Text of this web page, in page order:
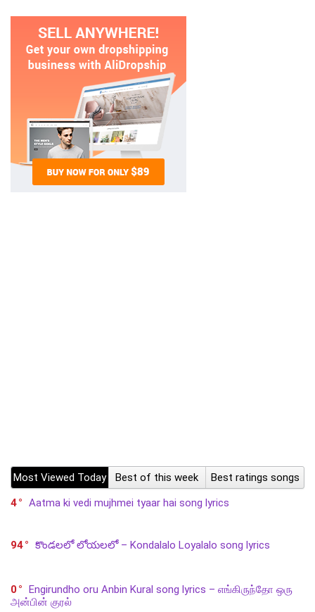
Most Viewed Today Best of this week
Best ratings songs
4
Aatma ki vedi mujhmei tyaar hai song lyrics
94 కొండలలో లోయలలో – Kondalalo Loyalalo song lyrics
0
Engirundho oru Anbin Kural song lyrics – எங்கிருந்தோ ஒரு
அன்பின் குரல்